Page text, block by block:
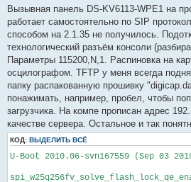
о
б
щ
н
и
е
#
1
Вызывная панель DS-KV6113-WPE1 на
работает самостоятельно по SIP
способом на 2.1.35 не получилось.
технологический разъём консоли
Параметры 115200,N,1. Распиновка на
осцилографом. TFTP у меня всегда
папку распакованную прошивку
понажимать, например, пробел, чтобы
загрузчика. На компе прописан адрес
качестве сервера. Остальное и так
КОД: ВЫДЕЛИТЬ ВСЁ
U-Boot 2010.06-svn167559 (Sep 03